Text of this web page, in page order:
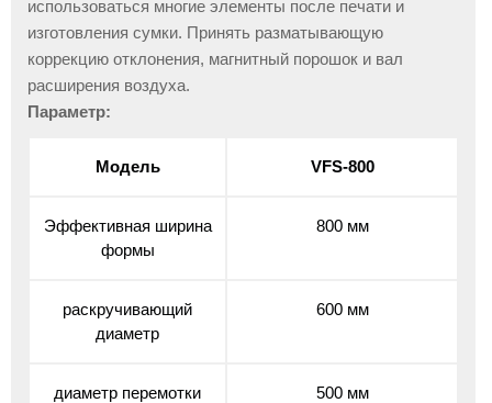
использоваться многие элементы после печати и
изготовления сумки. Принять разматывающую
коррекцию отклонения, магнитный порошок и вал
расширения воздуха.
Параметр:
Модель VFS-800
Эффективная ширина
формы
800 мм
раскручивающий
диаметр
600 мм
диаметр перемотки 500 мм